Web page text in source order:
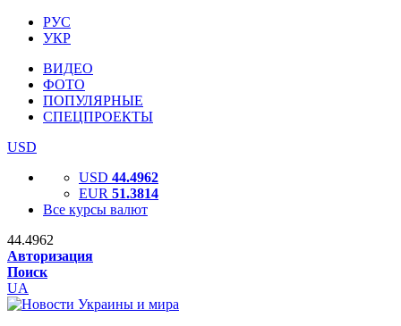
РУС
УКР
ВИДЕО
ФОТО
ПОПУЛЯРНЫЕ
СПЕЦПРОЕКТЫ
USD
USD 44.4962
EUR 51.3814
Все курсы валют
44.4962
Авторизация
Поиск
UA